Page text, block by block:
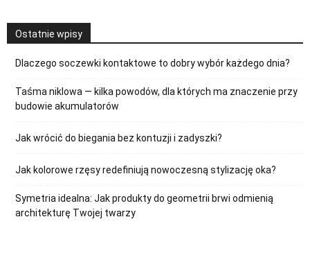
Ostatnie wpisy
Dlaczego soczewki kontaktowe to dobry wybór każdego dnia?
Taśma niklowa — kilka powodów, dla których ma znaczenie przy
budowie akumulatorów
Jak wrócić do biegania bez kontuzji i zadyszki?
Jak kolorowe rzęsy redefiniują nowoczesną stylizację oka?
Symetria idealna: Jak produkty do geometrii brwi odmienią
architekturę Twojej twarzy